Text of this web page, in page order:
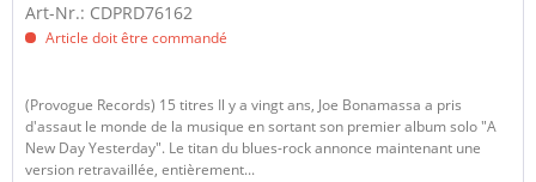
Art-Nr.: CDPRD76162
Article doit être commandé
(Provogue Records) 15 titres Il y a vingt ans, Joe Bonamassa a pris
d'assaut le monde de la musique en sortant son premier album solo "A
New Day Yesterday". Le titan du blues-rock annonce maintenant une
version retravaillée, entièrement...